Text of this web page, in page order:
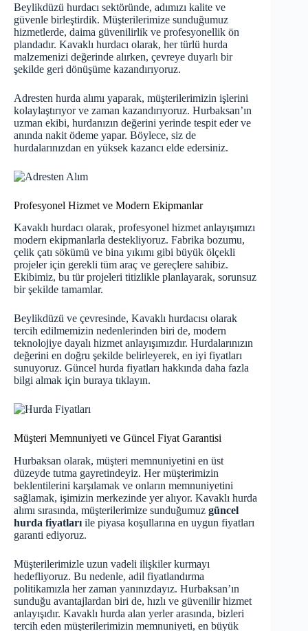
Beylikdüzü hurdacı sektöründe, adımızı kalite ve
güvenle birleştirdik. Müşterilerimize sunduğumuz
hizmetlerde, daima güvenilirlik ve profesyonellik ön
plandadır. Kavaklı hurdacı olarak, her türlü hurda
malzemenizi değerinde alırken, çevreye duyarlı bir
şekilde geri dönüşüme kazandırıyoruz.
Adresten hurda alımı yaparak, müşterilerimizin işlerini
kolaylaştırıyor ve zaman kazandırıyoruz. Hurbaksan’ın
uzman ekibi, hurdanızın değerini yerinde tespit eder ve
anında nakit ödeme yapar. Böylece, siz de
hurdalarınızdan en yüksek kazancı elde edersiniz.
Profesyonel Hizmet ve Modern Ekipmanlar
Kavaklı hurdacı olarak, profesyonel hizmet anlayışımızı
modern ekipmanlarla destekliyoruz. Fabrika bozumu,
çelik çatı sökümü ve bina yıkımı gibi büyük ölçekli
projeler için gerekli tüm araç ve gereçlere sahibiz.
Ekibimiz, bu tür projeleri titizlikle planlayarak, sorunsuz
bir şekilde tamamlar.
Beylikdüzü ve çevresinde, Kavaklı hurdacısı olarak
tercih edilmemizin nedenlerinden biri de, modern
teknolojiye dayalı hizmet anlayışımızdır. Hurdalarınızın
değerini en doğru şekilde belirleyerek, en iyi fiyatları
sunuyoruz. Güncel hurda fiyatları hakkında daha fazla
bilgi almak için buraya tıklayın.
Müşteri Memnuniyeti ve Güncel Fiyat Garantisi
Hurbaksan olarak, müşteri memnuniyetini en üst
düzeyde tutma gayretindeyiz. Her müşterimizin
beklentilerini karşılamak ve onların memnuniyetini
sağlamak, işimizin merkezinde yer alıyor. Kavaklı hurda
alımı sırasında, müşterilerimize sunduğumuz güncel
hurda fiyatları ile piyasa koşullarına en uygun fiyatları
garanti ediyoruz.
Müşterilerimizle uzun vadeli ilişkiler kurmayı
hedefliyoruz. Bu nedenle, adil fiyatlandırma
politikamızla her zaman yanınızdayız. Hurbaksan’ın
sunduğu avantajlardan biri de, hızlı ve güvenilir hizmet
anlayışıdır. Kavaklı hurda alan yerler arasında, bizleri
tercih eden müşterilerimizin memnuniyeti, en büyük